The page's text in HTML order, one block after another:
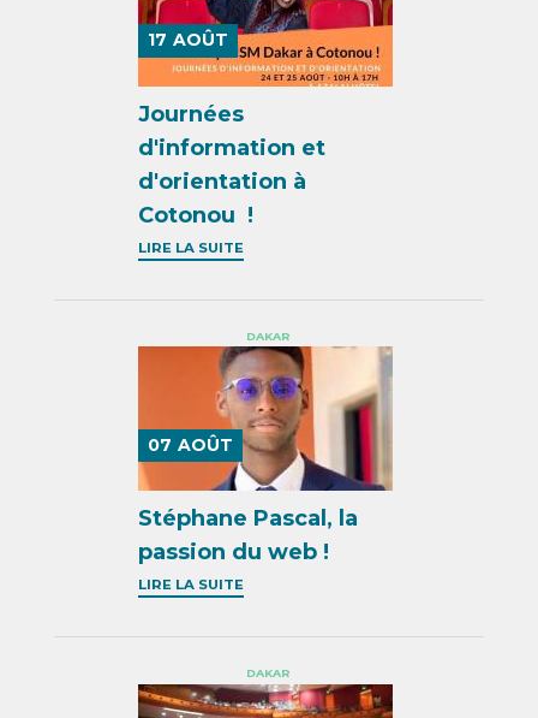
17 AOÛT
Journées
d'information et
d'orientation à
Cotonou !
LIRE LA SUITE
DAKAR
07 AOÛT
Stéphane Pascal, la
passion du web !
LIRE LA SUITE
DAKAR